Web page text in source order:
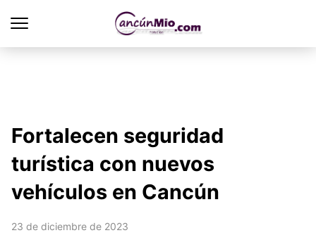
Fortalecen seguridad
turística con nuevos
vehículos en Cancún
23 de diciembre de 2023